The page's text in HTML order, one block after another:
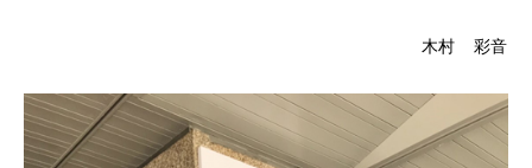
学校体験
木村 彩音